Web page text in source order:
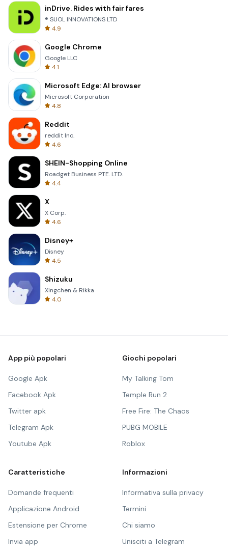
inDrive. Rides with fair fares
® SUOL INNOVATIONS LTD
4.9
Google Chrome
Google LLC
4.1
Microsoft Edge: AI browser
Microsoft Corporation
4.8
Reddit
reddit Inc.
4.6
SHEIN-Shopping Online
Roadget Business PTE. LTD.
4.4
X
X Corp.
4.6
Disney+
Disney
4.5
Shizuku
Xingchen & Rikka
4.0
App più popolari
Google Apk
Facebook Apk
Twitter apk
Telegram Apk
Youtube Apk
Giochi popolari
My Talking Tom
Temple Run 2
Free Fire: The Chaos
PUBG MOBILE
Roblox
Caratteristiche
Domande frequenti
Applicazione Android
Estensione per Chrome
Invia app
Informazioni
Informativa sulla privacy
Termini
Chi siamo
Unisciti a Telegram